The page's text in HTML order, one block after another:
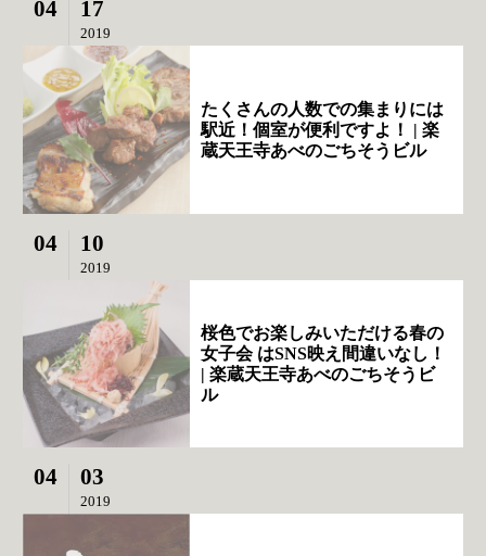
04 17
2019
たくさんの人数での集まりには
駅近！個室が便利ですよ！ | 楽
蔵天王寺あべのごちそうビル
04 10
2019
桜色でお楽しみいただける春の
女子会 はSNS映え間違いなし！
| 楽蔵天王寺あべのごちそうビ
ル
04 03
2019